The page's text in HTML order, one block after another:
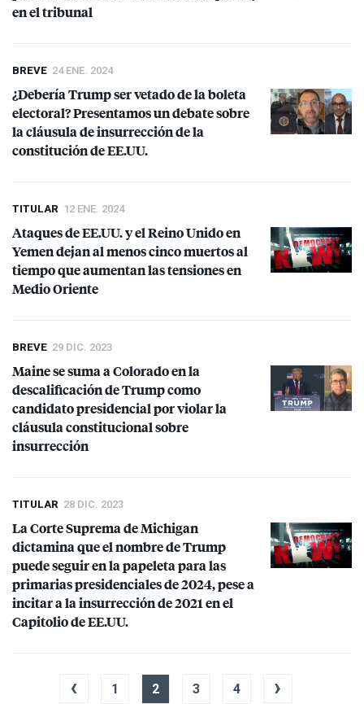
en el tribunal
BREVE 24 ENE. 2024
¿Debería Trump ser vetado de la boleta
electoral? Presentamos un debate sobre
la cláusula de insurrección de la
constitución de EE.UU.
TITULAR 12 ENE. 2024
Ataques de EE.UU. y el Reino Unido en
Yemen dejan al menos cinco muertos al
tiempo que aumentan las tensiones en
Medio Oriente
BREVE 29 DIC. 2023
Maine se suma a Colorado en la
descalificación de Trump como
candidato presidencial por violar la
cláusula constitucional sobre
insurrección
TITULAR 28 DIC. 2023
La Corte Suprema de Michigan
dictamina que el nombre de Trump
puede seguir en la papeleta para las
primarias presidenciales de 2024, pese a
incitar a la insurrección de 2021 en el
Capitolio de EE.UU.
‹ 1 2 3 4 ›